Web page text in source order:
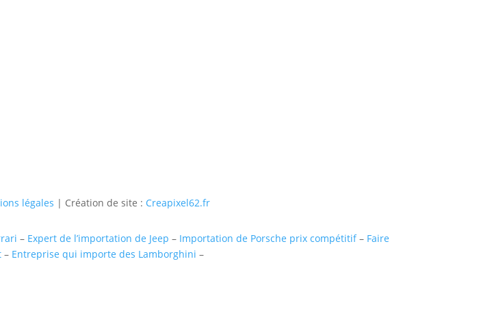
légales | Création de site : Creapixel62.fr
– Expert de l’importation de Jeep – Importation de Porsche prix compétitif– Faire
– Entreprise qui importe des Lamborghini –